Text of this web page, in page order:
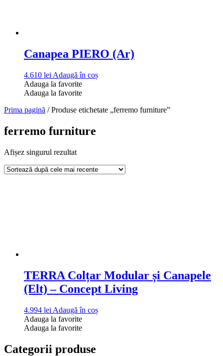
Canapea PIERO (Ar)
4.610 lei Adaugă în coș
Adauga la favorite
Adauga la favorite
Prima pagină / Produse etichetate „ferremo furniture”
ferremo furniture
Afișez singurul rezultat
TERRA Colțar Modular și Canapele
(Elt) – Concept Living
4.994 lei Adaugă în coș
Adauga la favorite
Adauga la favorite
Categorii produse